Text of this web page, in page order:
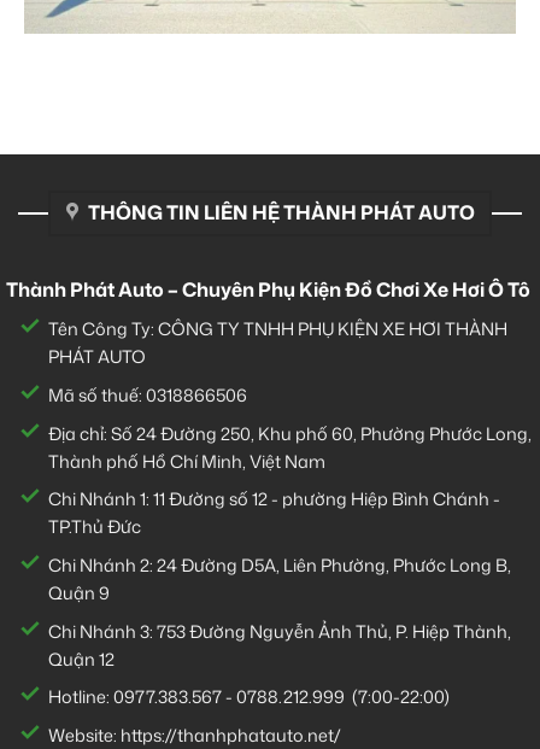
THÔNG TIN LIÊN HỆ THÀNH PHÁT AUTO
Thành Phát Auto – Chuyên Phụ Kiện Đồ Chơi Xe Hơi Ô Tô
Tên Công Ty: CÔNG TY TNHH PHỤ KIỆN XE HƠI THÀNH
PHÁT AUTO
Mã số thuế: 0318866506
Địa chỉ: Số 24 Đường 250, Khu phố 60, Phường Phước Long,
Thành phố Hồ Chí Minh, Việt Nam
Chi Nhánh 1:11 Đường số 12 - phường Hiệp Bình Chánh -
TP.Thủ Đức
Chi Nhánh 2:24 Đường D5A, Liên Phường, Phước Long B,
Quận 9
Chi Nhánh 3:753 Đường Nguyễn Ảnh Thủ, P. Hiệp Thành,
Quận 12
Hotline:0977.383.567-0788.212.999 (7:00-22:00)
Website: https://thanhphatauto.net/